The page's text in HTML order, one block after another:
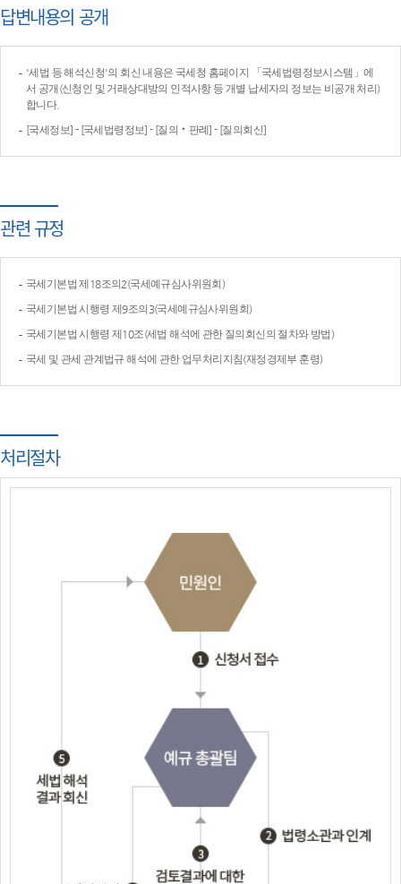
답변내용의 공개
'세법 등 해석신청'의 회신 내용은 국세청 홈페이지 「국세법령정보시스템」에
서 공개(신청인 및 거래상대방의 인적사항 등 개별 납세자의 정보는 비공개 처리)
합니다.
[국세정보] - [국세법령정보] - [질의‧판례] - [질의회신]
관련 규정
국세기본법 제18조의2(국세예규심사위원회)
국세기본법 시행령 제9조의3(국세예규심사위원회)
국세기본법 시행령 제10조(세법 해석에 관한 질의회신의 절차와 방법)
국세 및 관세 관계법규 해석에 관한 업무처리지침(재정경제부 훈령)
처리절차